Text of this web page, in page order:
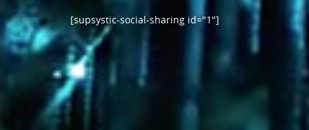
[supsystic-social-sharing id="1"]